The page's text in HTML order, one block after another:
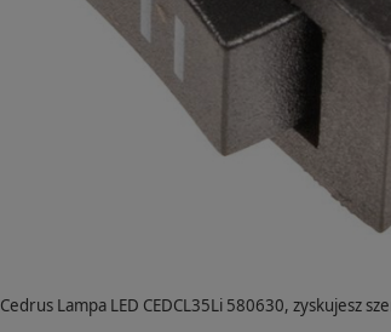
Lampa LED CEDCL35Li 580630, zyskujesz